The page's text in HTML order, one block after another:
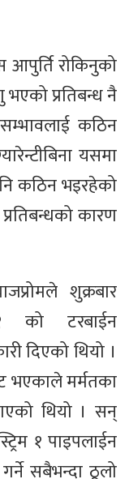
आपुर्ति रोकिनुको
भएको प्रतिबन्ध नै
कठिन
यसमा
कठिन भइरहेको
कारण
शुक्रबार
को टरबाईन
दिएको थियो ।
भएकाले मर्मतका
थियो । सन्
१ पाइपलाईन
सबैभन्दा ठूलो